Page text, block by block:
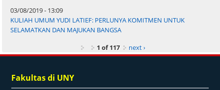
03/08/2019 - 13:09
KULIAH UMUM YUDI LATIEF: PERLUNYA KOMITMEN UNTUK
SELAMATKAN DAN MAJUKAN BANGSA
1 of 117
next ›
Fakultas di UNY